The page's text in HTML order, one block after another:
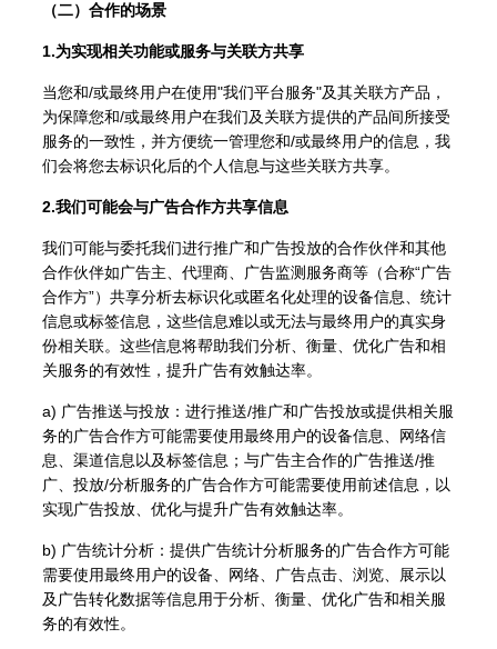
（二）合作的场景
1.为实现相关功能或服务与关联方共享
当您和/或最终用户在使用"我们平台服务"及其关联方产品，
为保障您和/或最终用户在我们及关联方提供的产品间所接受
服务的一致性，并方便统一管理您和/或最终用户的信息，我
们会将您去标识化后的个人信息与这些关联方共享。
2.我们可能会与广告合作方共享信息
我们可能与委托我们进行推广和广告投放的合作伙伴和其他
合作伙伴如广告主、代理商、广告监测服务商等（合称“广告
合作方”）共享分析去标识化或匿名化处理的设备信息、统计
信息或标签信息，这些信息难以或无法与最终用户的真实身
份相关联。这些信息将帮助我们分析、衡量、优化广告和相
关服务的有效性，提升广告有效触达率。
a) 广告推送与投放：进行推送/推广和广告投放或提供相关服
务的广告合作方可能需要使用最终用户的设备信息、网络信
息、渠道信息以及标签信息；与广告主合作的广告推送/推
广、投放/分析服务的广告合作方可能需要使用前述信息，以
实现广告投放、优化与提升广告有效触达率。
b) 广告统计分析：提供广告统计分析服务的广告合作方可能
需要使用最终用户的设备、网络、广告点击、浏览、展示以
及广告转化数据等信息用于分析、衡量、优化广告和相关服
务的有效性。